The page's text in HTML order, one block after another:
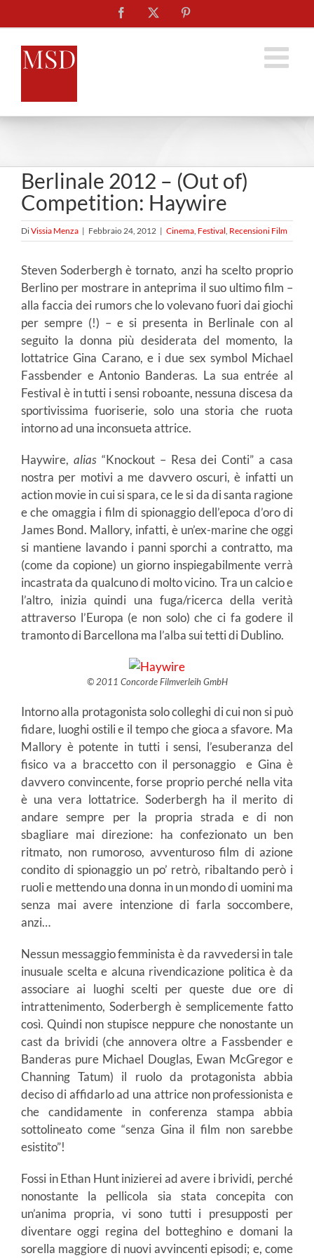
al
contenuto
Facebook
Berlinale 2012 – (Out of)
Competition: Haywire
DiVissia Menza | Febbraio 24, 2012 | Cinema, Festival, Recensioni Film
Steven Soderbergh è tornato, anzi ha scelto proprio
Berlino per mostrare in anteprima il suo ultimo film –
alla faccia dei rumors che lo volevano fuori dai giochi
per sempre (!) – e si presenta in Berlinale con al
seguito la donna più desiderata del momento, la
lottatrice Gina Carano, e i due sex symbol Michael
Fassbender e Antonio Banderas. La sua entrée al
Festival è in tutti i sensi roboante, nessuna discesa da
sportivissima fuoriserie, solo una storia che ruota
intorno ad una inconsueta attrice.
Haywire, alias“Knockout – Resa dei Conti” a casa
nostra per motivi a me davvero oscuri, è infatti un
action movie in cui si spara, ce le si da di santa ragione
e che omaggia i film di spionaggio dell’epoca d’oro di
James Bond. Mallory, infatti, è un’ex-marine che oggi
si mantiene lavando i panni sporchi a contratto, ma
(come da copione) un giorno inspiegabilmente verrà
incastrata da qualcuno di molto vicino. Tra un calcio e
l’altro, inizia quindi una fuga/ricerca della verità
attraverso l’Europa (e non solo) che ci fa godere il
tramonto di Barcellona ma l’alba sui tetti di Dublino.
© 2011 Concorde Filmverleih GmbH
Intorno alla protagonista solo colleghi di cui non si può
fidare, luoghi ostili e il tempo che gioca a sfavore. Ma
Mallory è potente in tutti i sensi, l’esuberanza del
fisico va a braccetto con il personaggio e Gina è
davvero convincente, forse proprio perché nella vita
è una vera lottatrice. Soderbergh ha il merito di
andare sempre per la propria strada e di non
sbagliare mai direzione: ha confezionato un ben
ritmato, non rumoroso, avventuroso film di azione
condito di spionaggio un po’ retrò, ribaltando però i
ruoli e mettendo una donna in un mondo di uomini ma
senza mai avere intenzione di farla soccombere,
anzi…
Nessun messaggio femminista è da ravvedersi in tale
inusuale scelta e alcuna rivendicazione politica è da
associare ai luoghi scelti per queste due ore di
intrattenimento, Soderbergh è semplicemente fatto
così. Quindi non stupisce neppure che nonostante un
cast da brividi (che annovera oltre a Fassbender e
Banderas pure Michael Douglas, Ewan McGregor e
Channing Tatum) il ruolo da protagonista abbia
deciso di affidarlo ad una attrice non professionista e
che candidamente in conferenza stampa abbia
sottolineato come “senza Gina il film non sarebbe
esistito”!
Fossi in Ethan Hunt inizierei ad avere i brividi, perché
nonostante la pellicola sia stata concepita con
un’anima propria, vi sono tutti i presupposti per
diventare oggi regina del botteghino e domani la
sorella maggiore di nuovi avvincenti episodi; e, come